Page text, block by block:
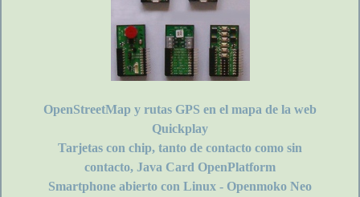
OpenStreetMap y rutas GPS en el mapa de la web
Quickplay
Tarjetas con chip, tanto de contacto como sin
contacto, Java Card OpenPlatform
Smartphone abierto con Linux - Openmoko Neo